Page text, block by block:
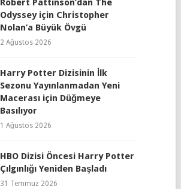
Robert Pattinson’dan The
Odyssey için Christopher
Nolan’a Büyük Övgü
2 Ağustos 2026
Harry Potter Dizisinin İlk
Sezonu Yayınlanmadan Yeni
Macerası için Düğmeye
Basılıyor
1 Ağustos 2026
HBO Dizisi Öncesi Harry Potter
Çılgınlığı Yeniden Başladı
31 Temmuz 2026